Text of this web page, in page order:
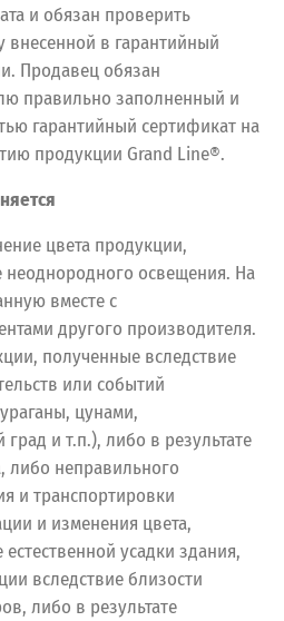
и обязан проверить
внесенной в гарантийный
Продавец обязан
правильно заполненный и
гарантийный сертификат на
продукции Grand Line®.
цвета продукции,
неоднородного освещения. На
вместе с
другого производителя.
полученные вследствие
или событий
цунами,
и т.п.), либо в результате
либо неправильного
и транспортировки
и изменения цвета,
усадки здания,
вследствие близости
либо в результате